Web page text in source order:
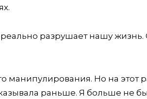
разрушает нашу жизнь.
Но на этот
раньше. Я больше не